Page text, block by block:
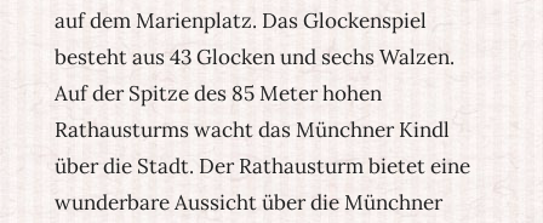
auf dem Marienplatz. Das Glockenspiel
besteht aus 43 Glocken und sechs Walzen.
Auf der Spitze des 85 Meter hohen
Rathausturms wacht das Münchner Kindl
über die Stadt. Der Rathausturm bietet eine
wunderbare Aussicht über die Münchner